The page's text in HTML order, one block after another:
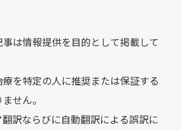
は情報提供を目的として掲載して
を特定の人に推奨または保証する
せん。
訳ならびに自動翻訳による誤訳に